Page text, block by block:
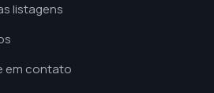
listagens
em contato